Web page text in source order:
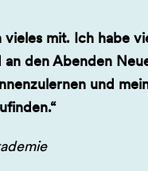
mit. Ich habe
den Abenden
und